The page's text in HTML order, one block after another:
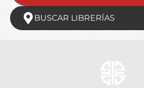
BUSCAR LIBRERÍAS